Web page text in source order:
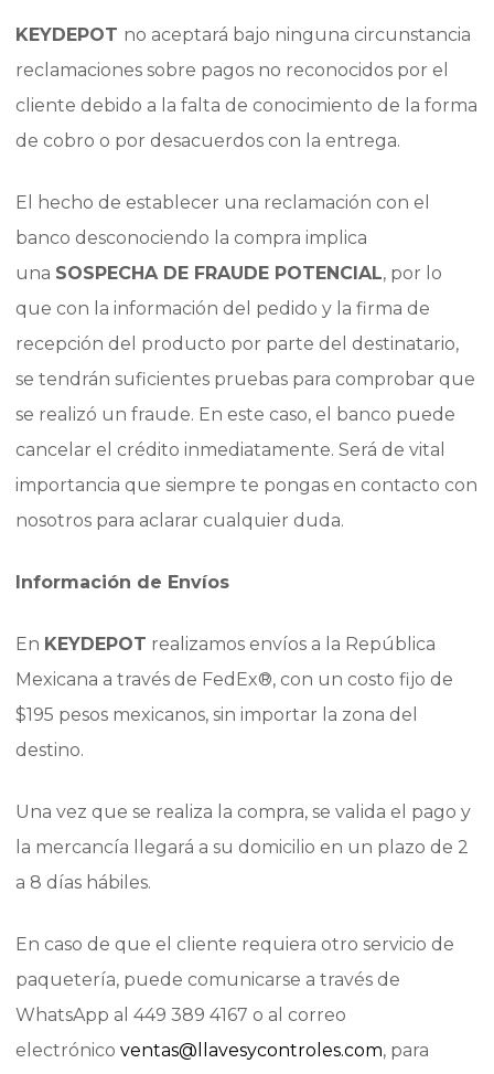
KEYDEPOT no aceptará bajo ninguna circunstancia
reclamaciones sobre pagos no reconocidos por el
cliente debido a la falta de conocimiento de la forma
de cobro o por desacuerdos con la entrega.
El hecho de establecer una reclamación con el
banco desconociendo la compra implica
una SOSPECHA DE FRAUDE POTENCIAL, por lo
que con la información del pedido y la firma de
recepción del producto por parte del destinatario,
se tendrán suficientes pruebas para comprobar que
se realizó un fraude. En este caso, el banco puede
cancelar el crédito inmediatamente. Será de vital
importancia que siempre te pongas en contacto con
nosotros para aclarar cualquier duda.
Información de Envíos
En KEYDEPOT realizamos envíos a la República
Mexicana a través de FedEx®, con un costo fijo de
$195 pesos mexicanos, sin importar la zona del
destino.
Una vez que se realiza la compra, se valida el pago y
la mercancía llegará a su domicilio en un plazo de 2
a 8 días hábiles.
En caso de que el cliente requiera otro servicio de
paquetería, puede comunicarse a través de
WhatsApp al 449 389 4167 o al correo
electrónico ventas@llavesycontroles.com, para